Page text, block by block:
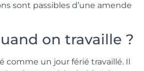
sont passibles d’une amende
on travaille ?
comme un jour férié travaillé. Il